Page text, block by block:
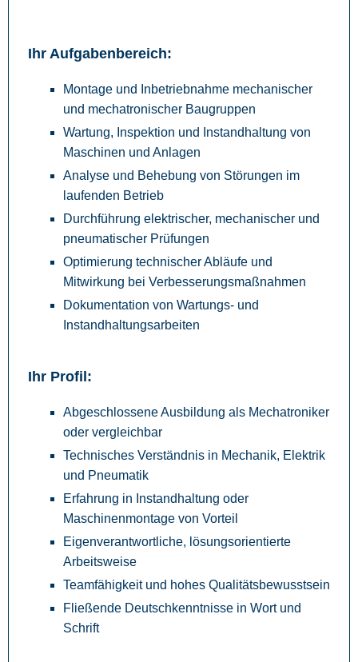
Ihr Aufgabenbereich:
Montage und Inbetriebnahme mechanischer
und mechatronischer Baugruppen
Wartung, Inspektion und Instandhaltung von
Maschinen und Anlagen
Analyse und Behebung von Störungen im
laufenden Betrieb
Durchführung elektrischer, mechanischer und
pneumatischer Prüfungen
Optimierung technischer Abläufe und
Mitwirkung bei Verbesserungsmaßnahmen
Dokumentation von Wartungs- und
Instandhaltungsarbeiten
Ihr Profil:
Abgeschlossene Ausbildung als Mechatroniker
oder vergleichbar
Technisches Verständnis in Mechanik, Elektrik
und Pneumatik
Erfahrung in Instandhaltung oder
Maschinenmontage von Vorteil
Eigenverantwortliche, lösungsorientierte
Arbeitsweise
Teamfähigkeit und hohes Qualitätsbewusstsein
Fließende Deutschkenntnisse in Wort und
Schrift